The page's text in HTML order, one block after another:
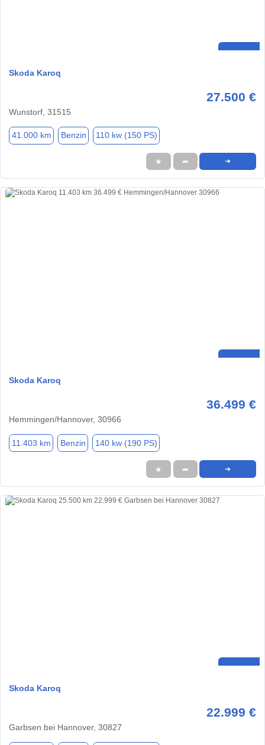
Skoda Karoq
27.500 €
Wunstorf, 31515
41.000 km Benzin 110 kw (150 PS)
★ ➦ ➜
Skoda Karoq
36.499 €
Hemmingen/Hannover, 30966
11.403 km Benzin 140 kw (190 PS)
★ ➦ ➜
Skoda Karoq
22.999 €
Garbsen bei Hannover, 30827